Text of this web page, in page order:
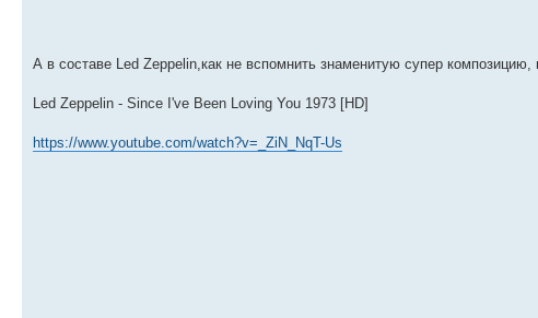
А в составе Led Zeppelin,как не вспомнить знаменитую супер композицию,
Led Zeppelin - Since I've Been Loving You 1973 [HD]
https://www.youtube.com/watch?v=_ZiN_NqT-Us